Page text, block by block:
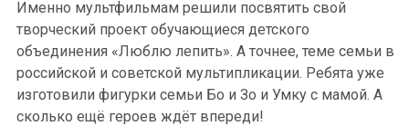
Именно мультфильмам решили посвятить свой
творческий проект обучающиеся детского
объединения «Люблю лепить». А точнее, теме семьи в
российской и советской мультипликации. Ребята уже
изготовили фигурки семьи Бо и Зо и Умку с мамой. А
сколько ещё героев ждёт впереди!